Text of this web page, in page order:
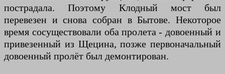
пострадала. Поэтому Клодный мост был
перевезен и снова собран в Бытове. Некоторое
время сосуществовали оба пролета - довоенный и
привезенный из Щецина, позже первоначальный
довоенный пролёт был демонтирован.